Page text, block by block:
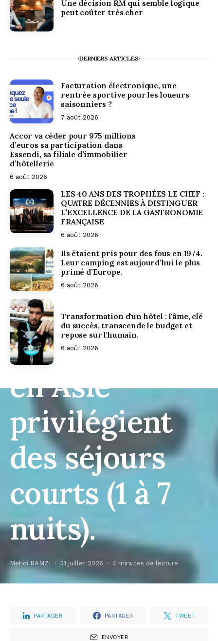
Une décision RM qui semble logique
peut coûter très cher
DERNIERS ARTICLES
Facturation électronique, une
rentrée sportive pour les loueurs
saisonniers ?
7 août 2026
Accor va céder pour 975 millions
d’euros sa participation dans
Essendi, sa filiale d’immobilier
d’hôtellerie
6 août 2026
LES 40 ANS DES TROPHÉES LE CHEF :
QUATRE DÉCENNIES À DISTINGUER
L’EXCELLENCE DE LA GASTRONOMIE
FRANÇAISE
6 août 2026
Ils étaient pris pour des fous en 1974.
Leur camping est aujourd’hui le plus
primé d’Europe.
6 août 2026
Transformation d'un hôtel : l'âme, clé
du succès, transcende le budget et
repose sur l'humain.
6 août 2026
L'étude Agoda
révèle que 73
% de la Gen Z
en Asie
privilégient
des séjours
courts (1 à 7
nuits).
Mehdi RAMZI 31 juillet 2026 4 minutes de lecture
PARTAGER PARTAGER TWEET
ENVOYER